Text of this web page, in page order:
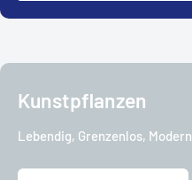
Kunstpflanzen
Lebendig, Grenzenlos, Modern